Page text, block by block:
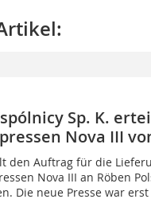
Sp. K.
Nova III
den Auftrag für die
Nova III an Röben
Die neue Presse war